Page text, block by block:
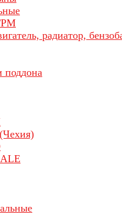
радиатор,
поддона